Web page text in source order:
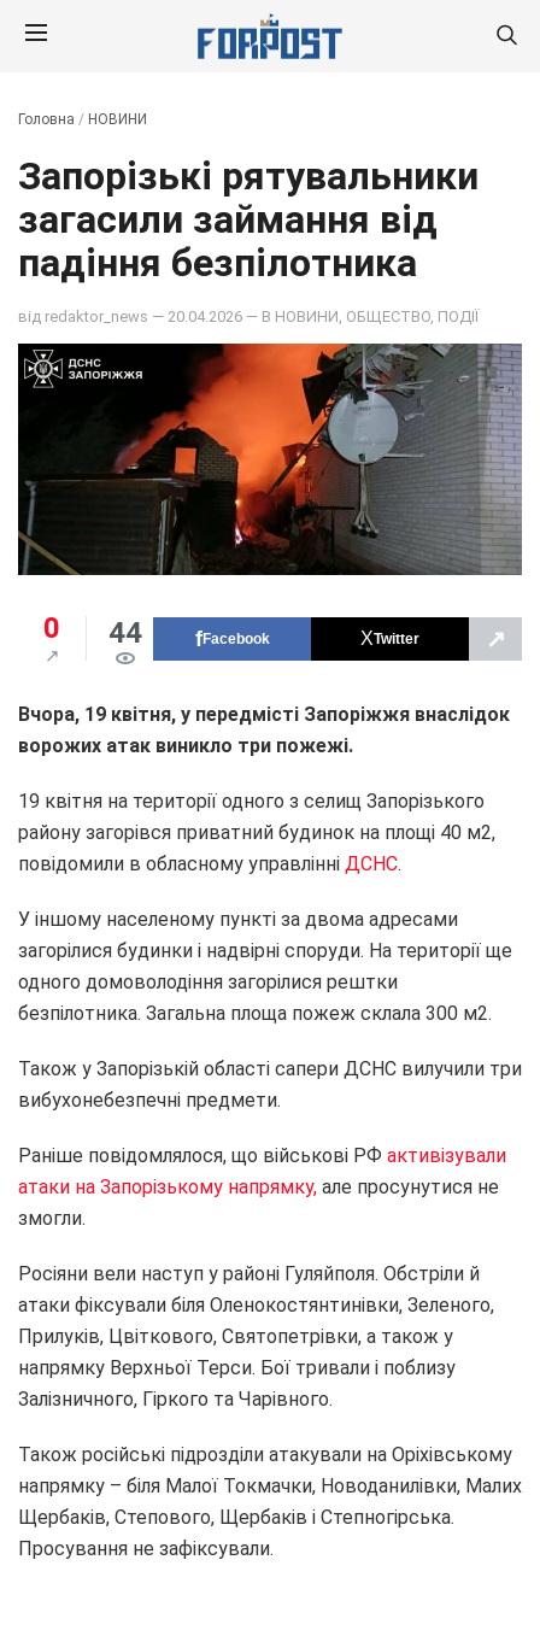
Головна / НОВИНИ
Запорізькі рятувальники
загасили займання від
падіння безпілотника
від redaktor_news — 20.04.2026 — В НОВИНИ ОБЩЕСТВО ПОДІЇ
0 44 Facebook Twitter ↗
Вчора, 19 квітня, у передмісті Запоріжжя внаслідок
ворожих атак виникло три пожежі.
19 квітня на території одного з селищ Запорізького
району загорівся приватний будинок на площі 40 м2,
повідомили в обласному управлінні ДСНС.
У іншому населеному пункті за двома адресами
загорілися будинки і надвірні споруди. На території ще
одного домоволодіння загорілися рештки
безпілотника. Загальна площа пожеж склала 300 м2.
Також у Запорізькій області сапери ДСНС вилучили три
вибухонебезпечні предмети.
Раніше повідомлялося, що військові РФ активізували
атаки на Запорізькому напрямку, але просунутися не
змогли.
Росіяни вели наступ у районі Гуляйполя. Обстріли й
атаки фіксували біля Оленокостянтинівки, Зеленого,
Прилуків, Цвіткового, Святопетрівки, а також у
напрямку Верхньої Терси. Бої тривали і поблизу
Залізничного, Гіркого та Чарівного.
Також російські підрозділи атакували на Оріхівському
напрямку – біля Малої Токмачки, Новоданилівки, Малих
Щербаків, Степового, Щербаків і Степногірська.
Просування не зафіксували.